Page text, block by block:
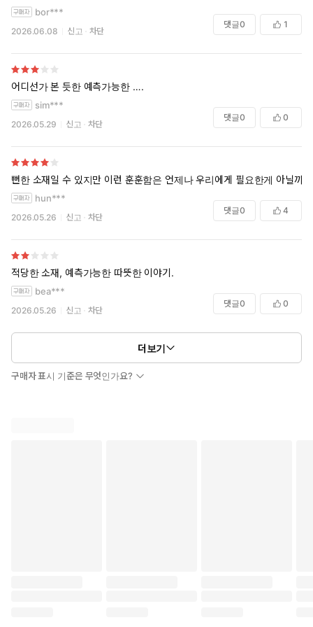
bor***
2026.06.08 신고 차단
댓글0 1
어디선가 본 듯한 예측가능한 ….
sim***
2026.05.29 신고 차단
댓글0 0
뻔한 소재일 수 있지만 이런 훈훈함은 언제나 우리에게 필요한게 아닐까
hun***
2026.05.26 신고 차단
댓글0 4
적당한 소재, 예측가능한 따뜻한 이야기.
bea***
2026.05.26 신고 차단
댓글0 0
더보기
구매자 표시 기준은 무엇인가요?